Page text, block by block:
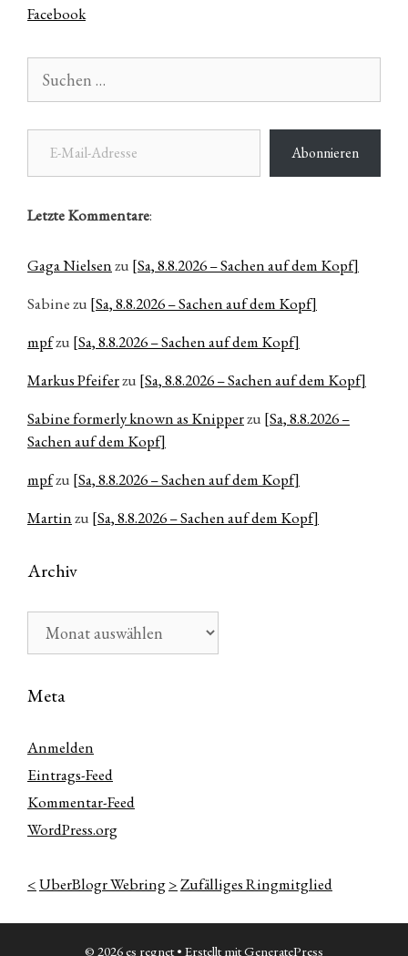
Facebook
nach:
E-Mail-Adresse
Abonnieren
Letzte Kommentare:
Gaga Nielsenzu [Sa, 8.8.2026 – Sachen auf dem Kopf]
Sabinezu [Sa, 8.8.2026 – Sachen auf dem Kopf]
mpfzu [Sa, 8.8.2026 – Sachen auf dem Kopf]
Markus Pfeiferzu [Sa, 8.8.2026 – Sachen auf dem Kopf]
Sabine formerly known as Knipperzu [Sa, 8.8.2026 –
Sachen auf dem Kopf]
mpfzu [Sa, 8.8.2026 – Sachen auf dem Kopf]
Martinzu [Sa, 8.8.2026 – Sachen auf dem Kopf]
Archiv
Meta
Anmelden
Eintrags-Feed
Kommentar-Feed
WordPress.org
<UberBlogr Webring>Zufälliges Ringmitglied
© 2026 es regnet• Erstellt mitGeneratePress